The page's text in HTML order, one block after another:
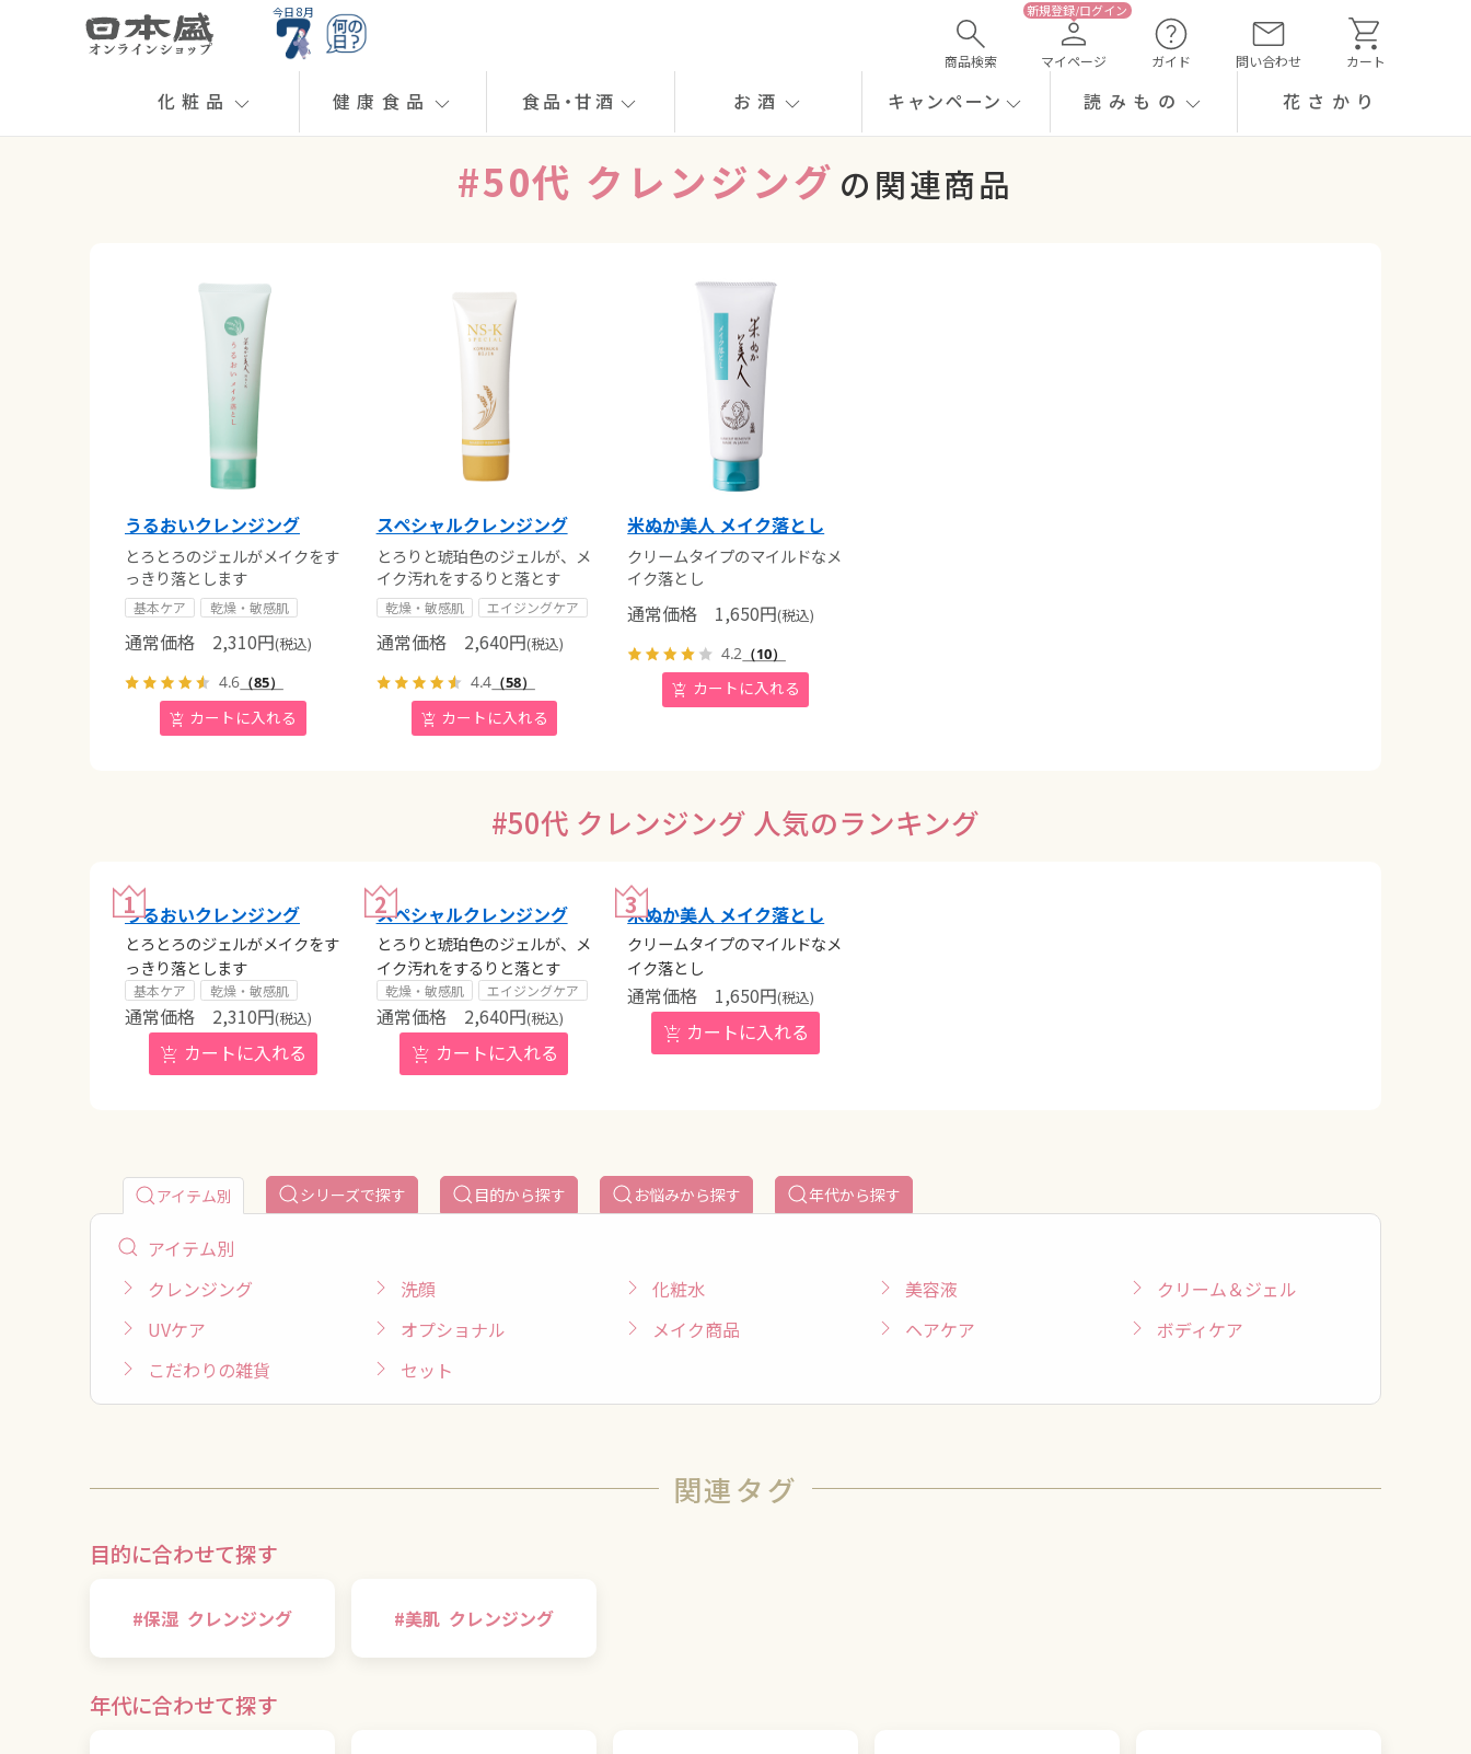
今日 8月
商品検索 マイページ ガイド 問い合わせ カート
化粧品 健康食品 食品・甘酒 お酒 キャンペーン 読みもの 花さかり
#50代 クレンジング の関連商品
うるおいクレンジング
とろとろのジェルがメイクをす
っきり落とします
基本ケア 乾燥・敏感肌
通常価格 2,310円(税込)
4.6 （85）
スペシャルクレンジング
とろりと琥珀色のジェルが、メ
イク汚れをするりと落とす
乾燥・敏感肌 エイジングケア
通常価格2,640円(税込)
4.4（58）
米ぬか美人 メイク落とし
クリームタイプのマイルドなメ
イク落とし
通常価格 1,650円(税込)
4.2 （10）
#50代 クレンジング 人気のランキング
うるおいクレンジング
とろとろのジェルがメイクをす
っきり落とします
基本ケア 乾燥・敏感肌
2,310円(税込)
スペシャルクレンジング
とろりと琥珀色のジェルが、メ
イク汚れをするりと落とす
乾燥・敏感肌 エイジングケア
2,640円(税込)
米ぬか美人 メイク落とし
クリームタイプのマイルドなメ
イク落とし
1,650円(税込)
アイテム別 シリーズで探す 目的から探す お悩みから探す 年代から探す
アイテム別
クレンジング
洗顔 化粧水 美容液
クリーム＆ジェル
UVケア
オプショナル メイク商品 ヘアケア
ボディケア
こだわりの雑貨
セット
関連タグ
目的に合わせて探す
#保湿 クレンジング #美肌 クレンジング
年代に合わせて探す